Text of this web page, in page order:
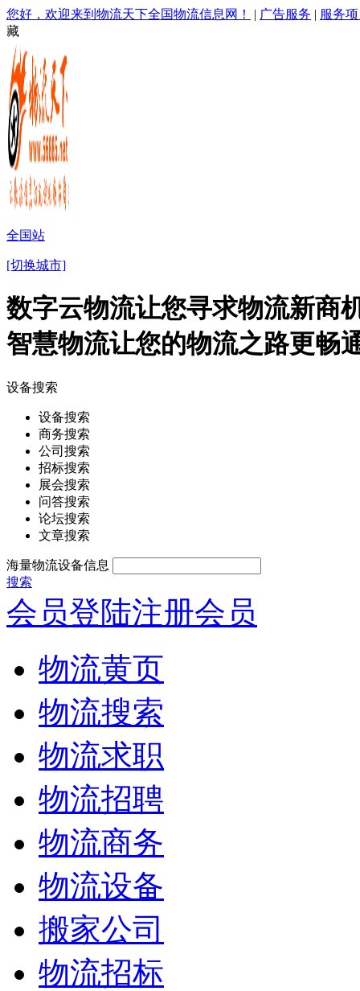
您好，欢迎来到物流天下全国物流信息网！ | 广告服务 | 服务
藏
全国站
[切换城市]
数字云物流让您寻求物流新商
智慧物流让您的物流之路更畅
设备搜索
设备搜索
商务搜索
公司搜索
招标搜索
展会搜索
问答搜索
论坛搜索
文章搜索
海量物流设备信息
搜索
会员登陆注册会员
物流黄页
物流搜索
物流求职
物流招聘
物流商务
物流设备
搬家公司
物流招标